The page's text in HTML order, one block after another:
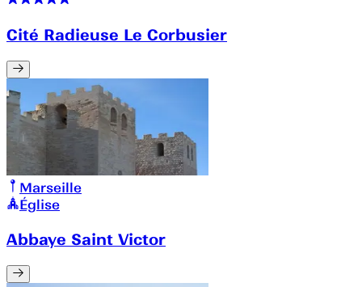
Cité Radieuse Le Corbusier
Marseille
Église
Abbaye Saint Victor